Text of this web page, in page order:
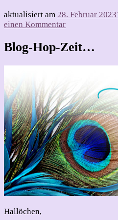
aktualisiert am 28. Februar 2023
einen Kommentarzu
Ideen
zur
Sale-
und
zum
vom
Team
Stempelclub
Blog-Hop-Zeit…
Hallöchen,